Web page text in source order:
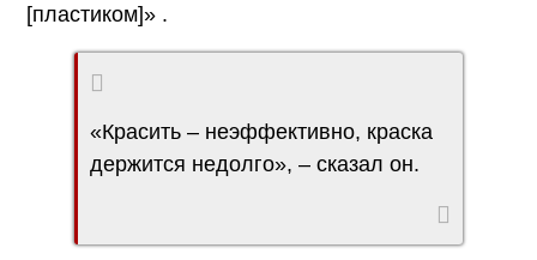
[пластиком]» .
«Красить – неэффективно, краска
держится недолго», – сказал он.